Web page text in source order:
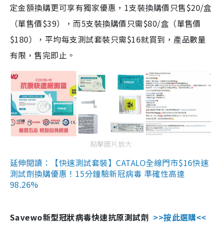
定金額換購更可享有獨家優惠，1支裝換購價只售$20/盒
（單售價$39），而5支裝換購價只需$80/盒（單售價
$180），平均每支測試套裝只需$16就買到，產品數量
有限，售完即止。
點擊圖片放大
延伸閱讀：【快速測試套裝】CATALO全線門市$16快速
測試劑換購優惠！15分鐘驗新冠病毒 準確性高達
98.26%
Savewo新型冠狀病毒快速抗原測試劑 >>按此選購<<